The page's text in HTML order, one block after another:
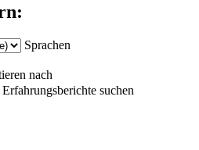
Sprachen
nach
Erfahrungsberichte suchen